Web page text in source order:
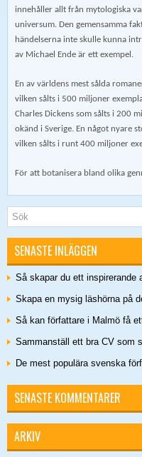
innehåller allt från mytologiska
universum. Den gemensamma
händelserna inte skulle kunna
av Michael Ende är ett exempel.
En av världens mest sålda
vilken sålts i 500 miljoner
Charles Dickens som sålts i 200
okänd i Sverige. En något nyare
vilken sålts i runt 400 miljoner
För att botanisera bland olika
SENASTE INLÄGGEN
Så skapar du ett inspirerande
Skapa en mysig läshörna på
Så kan författare i Malmö få
Sammanställ ett bra CV som
De mest populära svenska
SENASTE KOMMENTARER
ARKIV